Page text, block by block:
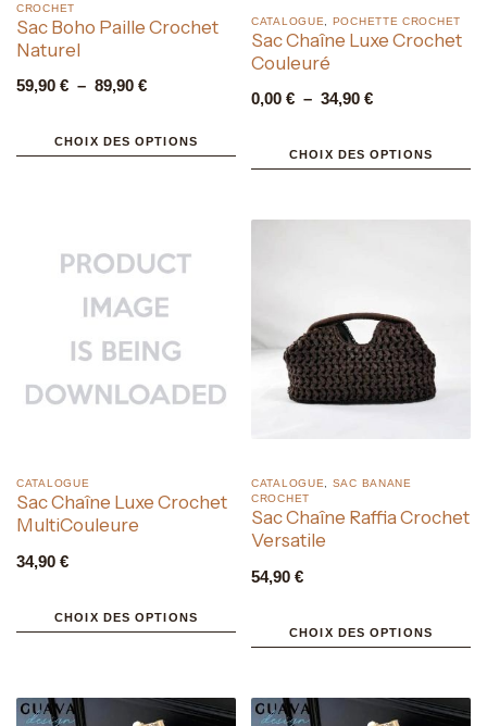
CROCHET
Sac Boho Paille Crochet
Naturel
59,90 € – 89,90 €
CHOIX DES OPTIONS
CATALOGUE POCHETTE CROCHET
Sac Chaîne Luxe Crochet
Couleuré
0,00 € – 34,90 €
CHOIX DES OPTIONS
CATALOGUE
Sac Chaîne Luxe Crochet
MultiCouleure
34,90 €
CHOIX DES OPTIONS
CATALOGUE
SAC BANANE
CROCHET
Sac Chaîne Raffia Crochet
Versatile
54,90 €
CHOIX DES OPTIONS